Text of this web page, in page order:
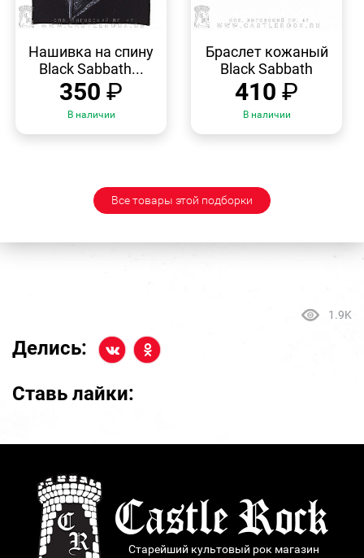
ПРОСМОТР
Нашивка на спину
Black Sabbath...
350 ₽
В наличии
ПРОСМОТР
Браслет кожаный
Black Sabbath
410 ₽
В наличии
Все товары этой подборки
1.9K
Делись:
Ставь лайки:
Старейший культовый рок магазин